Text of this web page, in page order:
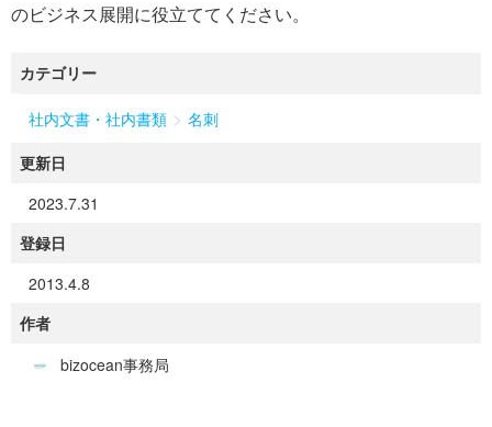
のビジネス展開に役立ててください。
カテゴリー
社内文書・社内書類 > 名刺
更新日
2023.7.31
登録日
2013.4.8
作者
bizocean事務局